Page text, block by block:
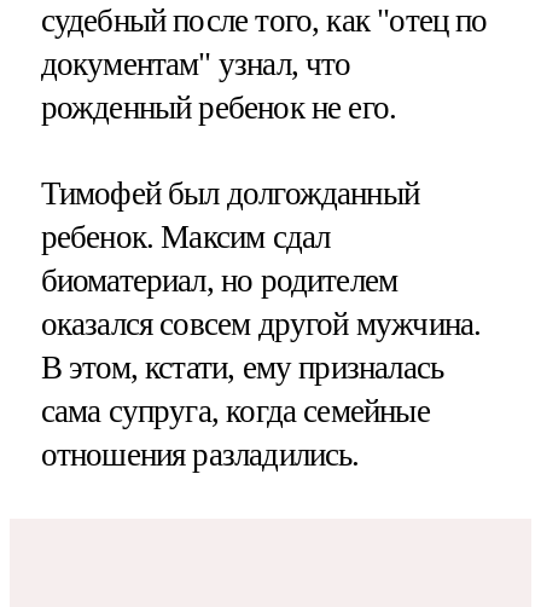
судебный после того, как "отец по
документам" узнал, что
рожденный ребенок не его.
Тимофей был долгожданный
ребенок. Максим сдал
биоматериал, но родителем
оказался совсем другой мужчина.
В этом, кстати, ему призналась
сама супруга, когда семейные
отношения разладились.